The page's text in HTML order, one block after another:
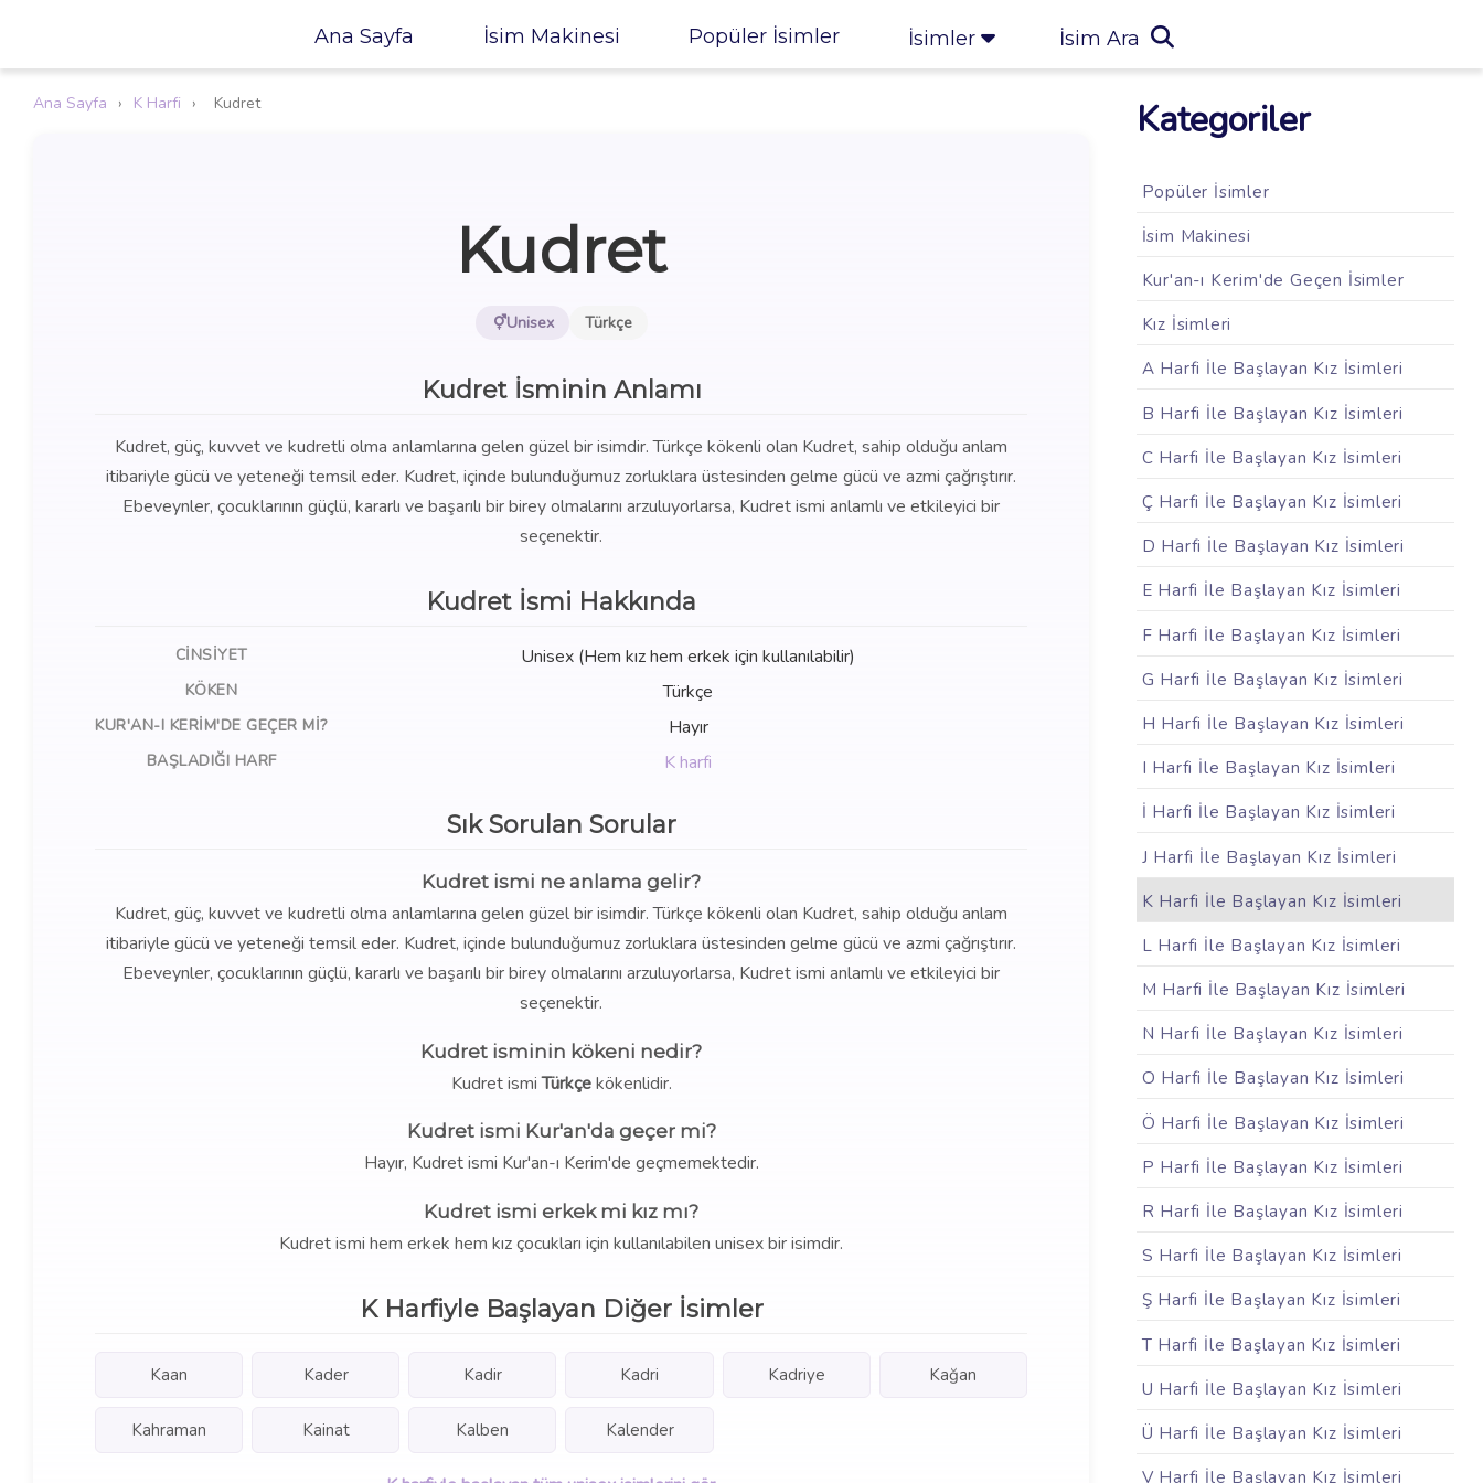
Ana Sayfa İsim Makinesi Popüler İsimler İsimler İsim Ara
Ana Sayfa › K Harfi › Kudret
Kudret
Unisex Türkçe
Kudret İsminin Anlamı
Kudret, güç, kuvvet ve kudretli olma anlamlarına gelen güzel bir isimdir. Türkçe kökenli olan Kudret, sahip olduğu anlam
itibariyle gücü ve yeteneği temsil eder. Kudret, içinde bulunduğumuz zorluklara üstesinden gelme gücü ve azmi çağrıştırır.
Ebeveynler, çocuklarının güçlü, kararlı ve başarılı bir birey olmalarını arzuluyorlarsa, Kudret ismi anlamlı ve etkileyici bir
seçenektir.
Kudret İsmi Hakkında
CINSIYET Unisex (Hem kız hem erkek için kullanılabilir)
KÖKEN Türkçe
KUR'AN-I KERIM'DE GEÇER MI? Hayır
BAŞLADIĞI HARF K harfi
Sık Sorulan Sorular
Kudret ismi ne anlama gelir?
Kudret, güç, kuvvet ve kudretli olma anlamlarına gelen güzel bir isimdir. Türkçe kökenli olan Kudret, sahip olduğu anlam
itibariyle gücü ve yeteneği temsil eder. Kudret, içinde bulunduğumuz zorluklara üstesinden gelme gücü ve azmi çağrıştırır.
Ebeveynler, çocuklarının güçlü, kararlı ve başarılı bir birey olmalarını arzuluyorlarsa, Kudret ismi anlamlı ve etkileyici bir
seçenektir.
Kudret isminin kökeni nedir?
Kudret ismiTürkçekökenlidir.
Kudret ismi Kur'an'da geçer mi?
Hayır, Kudret ismi Kur'an-ı Kerim'de geçmemektedir.
Kudret ismi erkek mi kız mı?
Kudret ismi hem erkek hem kız çocukları için kullanılabilen unisex bir isimdir.
K Harfiyle Başlayan Diğer İsimler
Kaan Kader Kadir Kadri Kadriye Kağan
Kahraman Kainat Kalben Kalender
Kategoriler
Popüler İsimler
İsim Makinesi
Kur'an-ı Kerim'de Geçen İsimler
Kız İsimleri
A Harfi İle Başlayan Kız İsimleri
B Harfi İle Başlayan Kız İsimleri
C Harfi İle Başlayan Kız İsimleri
Ç Harfi İle Başlayan Kız İsimleri
D Harfi İle Başlayan Kız İsimleri
E Harfi İle Başlayan Kız İsimleri
F Harfi İle Başlayan Kız İsimleri
G Harfi İle Başlayan Kız İsimleri
H Harfi İle Başlayan Kız İsimleri
I Harfi İle Başlayan Kız İsimleri
İ Harfi İle Başlayan Kız İsimleri
J Harfi İle Başlayan Kız İsimleri
K Harfi İle Başlayan Kız İsimleri
L Harfi İle Başlayan Kız İsimleri
M Harfi İle Başlayan Kız İsimleri
N Harfi İle Başlayan Kız İsimleri
O Harfi İle Başlayan Kız İsimleri
Ö Harfi İle Başlayan Kız İsimleri
P Harfi İle Başlayan Kız İsimleri
R Harfi İle Başlayan Kız İsimleri
S Harfi İle Başlayan Kız İsimleri
Ş Harfi İle Başlayan Kız İsimleri
T Harfi İle Başlayan Kız İsimleri
U Harfi İle Başlayan Kız İsimleri
Ü Harfi İle Başlayan Kız İsimleri
V Harfi İle Başlayan Kız İsimleri